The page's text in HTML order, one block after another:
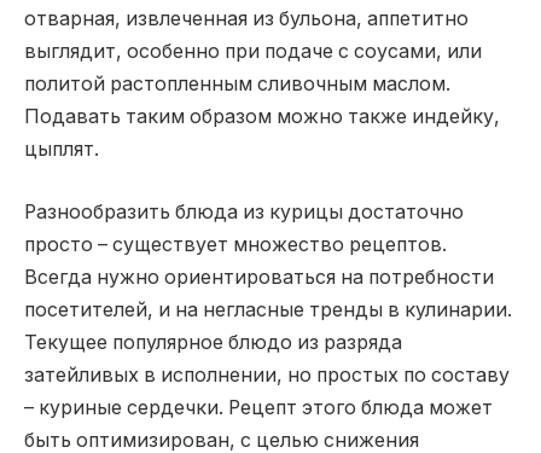
отварная, извлеченная из бульона, аппетитно
выглядит, особенно при подаче с соусами, или
политой растопленным сливочным маслом.
Подавать таким образом можно также индейку,
цыплят.
Разнообразить блюда из курицы достаточно
просто – существует множество рецептов.
Всегда нужно ориентироваться на потребности
посетителей, и на негласные тренды в кулинарии.
Текущее популярное блюдо из разряда
затейливых в исполнении, но простых по составу
– куриные сердечки. Рецепт этого блюда может
быть оптимизирован, с целью снижения